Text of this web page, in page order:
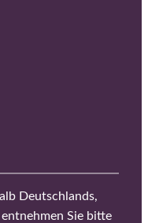
Deutschlands,
Sie bitte